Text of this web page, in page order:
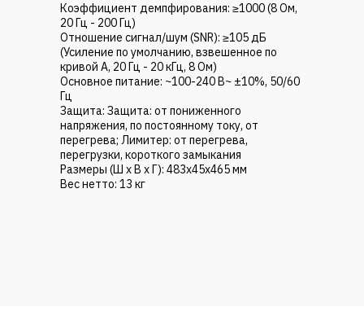
Коэффициент демпфирования: ≥1000 (8 Ом,
20 Гц - 200 Гц)
Отношение сигнал/шум (SNR): ≥105 дБ
(Усиление по умолчанию, взвешенное по
кривой А, 20 Гц - 20 кГц, 8 Ом)
Основное питание: ~100-240 В~ ±10%, 50/60
Гц
Защита: Защита: от пониженного
напряжения, по постоянному току, от
перегрева; Лимитер: от перегрева,
перегрузки, короткого замыкания
Размеры (Ш х В х Г): 483x45x465 мм
Вес нетто: 13 кг